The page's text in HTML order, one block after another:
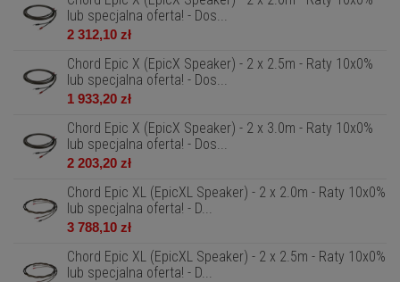
lub specjalna oferta! - Dos...
2 312,10 zł
Chord Epic X (EpicX Speaker) - 2 x 2.5m - Raty 10x0%
lub specjalna oferta! - Dos...
1 933,20 zł
Chord Epic X (EpicX Speaker) - 2 x 3.0m - Raty 10x0%
lub specjalna oferta! - Dos...
2 203,20 zł
Chord Epic XL (EpicXL Speaker) - 2 x 2.0m - Raty 10x0%
lub specjalna oferta! - D...
3 788,10 zł
Chord Epic XL (EpicXL Speaker) - 2 x 2.5m - Raty 10x0%
lub specjalna oferta! - D...